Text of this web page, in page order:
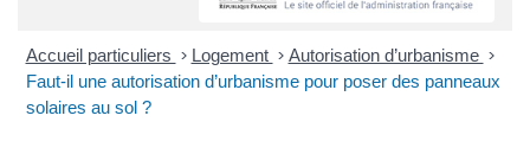
Accueil particuliers > Logement > Autorisation d’urbanisme >
Faut-il une autorisation d’urbanisme pour poser des panneaux
solaires au sol ?